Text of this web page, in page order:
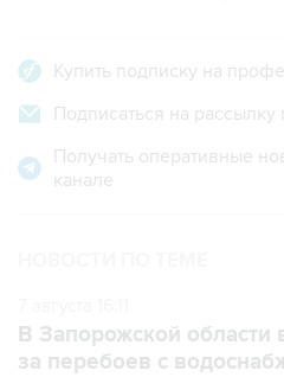
Купить подписку на
Подписаться на рассылку
Получать оперативные
канале
В Запорожской
за перебоев с